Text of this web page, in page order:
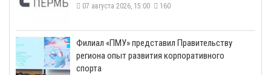
07 августа 2026, 15:00 160
​Филиал «ПМУ» представил Правительству
региона опыт развития корпоративного
спорта